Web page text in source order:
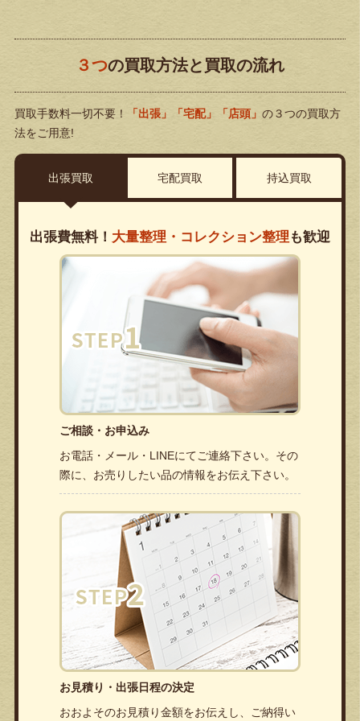
３つの買取方法と買取の流れ
買取手数料一切不要！ 「出張」「宅配」「店頭」 の３つの買取方
法をご用意!
出張買取 宅配買取 持込買取
出張費無料！ 大量整理・コレクション整理 も歓迎
ご相談・お申込み
お電話・メール・LINEにてご連絡下さい。その
際に、お売りしたい品の情報をお伝え下さい。
お見積り・出張日程の決定
おおよそのお見積り金額をお伝えし、ご納得い